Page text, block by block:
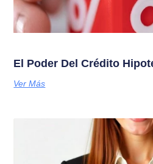
El Poder Del Crédito
Ver Más